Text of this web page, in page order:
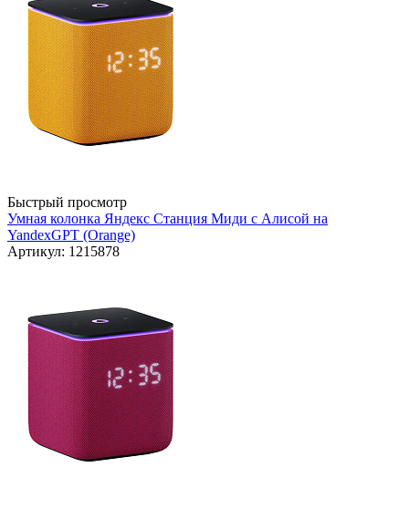
Быстрый просмотр
Умная колонка Яндекс Станция Миди с Алисой на
YandexGPT (Orange)
Артикул: 1215878